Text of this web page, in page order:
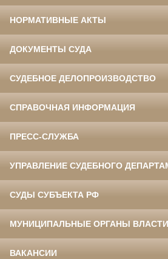
НОРМАТИВНЫЕ АКТЫ
ДОКУМЕНТЫ СУДА
СУДЕБНОЕ ДЕЛОПРОИЗВОДСТВО
СПРАВОЧНАЯ ИНФОРМАЦИЯ
ПРЕСС-СЛУЖБА
УПРАВЛЕНИЕ СУДЕБНОГО
СУДЫ СУБЪЕКТА РФ
МУНИЦИПАЛЬНЫЕ ОРГАНЫ ВЛАСТИ
ВАКАНСИИ